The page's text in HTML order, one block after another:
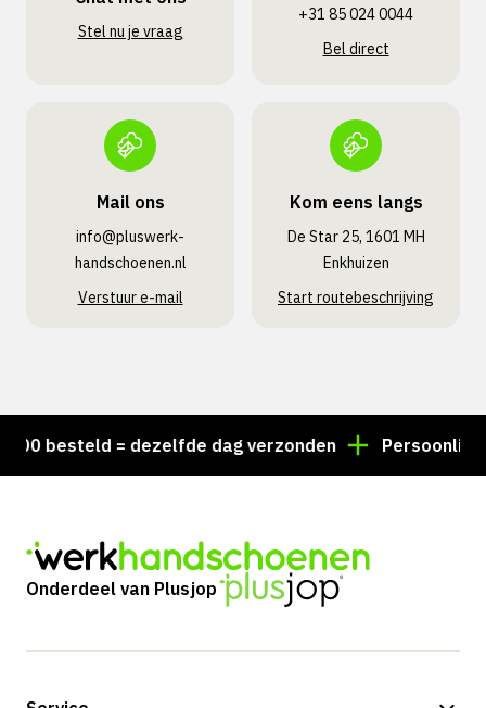
Stel nu je vraag
+31 85 024 0044
Bel direct
Mail ons
info@pluswerk­
handschoenen.nl
Verstuur e-mail
Kom eens langs
De Star 25, 1601 MH
Enkhuizen
Start routebeschrijving
besteld = dezelfde dag verzonden Persoonlijk
Onderdeel van Plusjop